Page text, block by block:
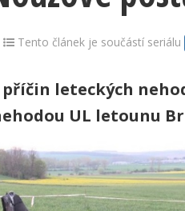
Tento článek je součástí seriálu
leteckých
UL letounu